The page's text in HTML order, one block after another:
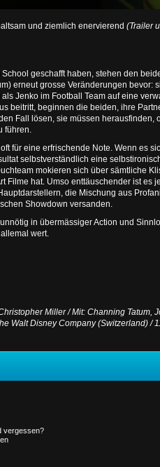
und ziemlich enervierend (Trailer
geschafft haben, stehen den
erneut grosse Veränderungen bevor:
Jenko im Football Team auf eine
beitritt, beginnen die beiden, ihre
Fall lösen, sie müssen herausfinden,
führen.
für eine erfrischende Note. Wenn es
selbstverständlich eine
mokieren sich über sämtliche
Filme hat. Umso enttäuschender ist es
die Mischung aus
Showdown versanden.
in übermässiger Action und
wert.
Miller / Mit: Channing Tatum,
Walt Disney Company (Switzerland) /
vergessen?